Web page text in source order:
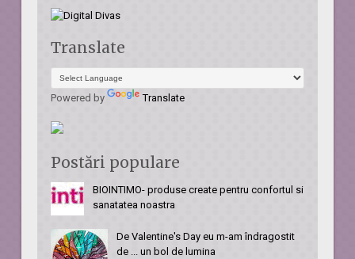
Translate
Powered by Translate
Postări populare
BIOINTIMO- produse create pentru confortul si
sanatatea noastra
De Valentine's Day eu m-am îndragostit
de ... un bol de lumina